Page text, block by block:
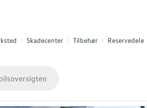
Skadecenter Tilbehør Reservedele